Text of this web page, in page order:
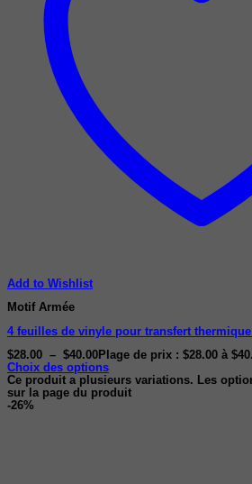
Add to Wishlist
Motif Armée
4 feuilles de vinyle pour transfert thermique
$28.00 – $40.00 Plage de prix : $28.00 à
Choix des options
Ce produit a plusieurs variations. Les
sur la page du produit
-26%